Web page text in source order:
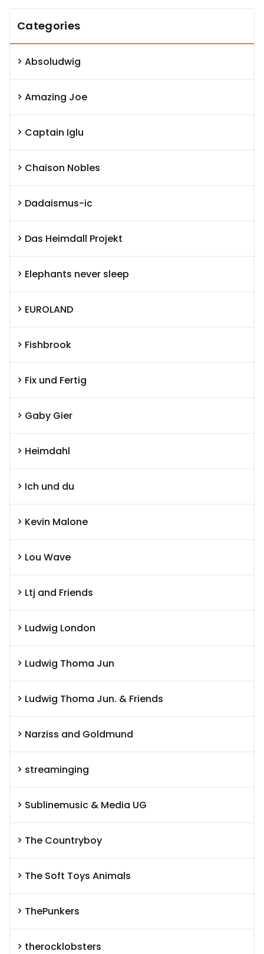
Categories
Absoludwig
Amazing Joe
Captain Iglu
Chaison Nobles
Dadaismus-ic
Das Heimdall Projekt
Elephants never sleep
EUROLAND
Fishbrook
Fix und Fertig
Gaby Gier
Heimdahl
Ich und du
Kevin Malone
Lou Wave
Ltj and Friends
Ludwig London
Ludwig Thoma Jun
Ludwig Thoma Jun. & Friends
Narziss and Goldmund
streaminging
Sublinemusic & Media UG
The Countryboy
The Soft Toys Animals
ThePunkers
therocklobsters